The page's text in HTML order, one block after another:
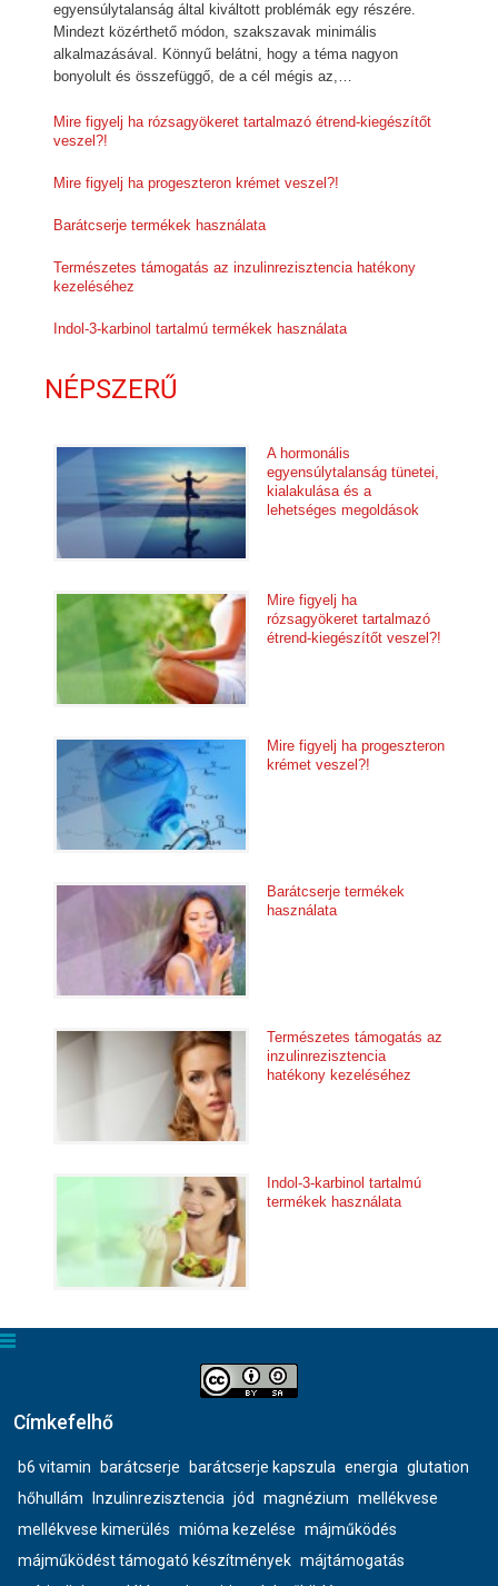
egyensúlytalanság által kiváltott problémák egy részére.
Mindezt közérthető módon, szakszavak minimális
alkalmazásával. Könnyű belátni, hogy a téma nagyon
bonyolult és összefüggő, de a cél mégis az,…
Mire figyelj ha rózsagyökeret tartalmazó étrend-kiegészítőt
veszel?!
Mire figyelj ha progeszteron krémet veszel?!
Barátcserje termékek használata
Természetes támogatás az inzulinrezisztencia hatékony
kezeléséhez
Indol-3-karbinol tartalmú termékek használata
NÉPSZERŰ
A hormonális
egyensúlytalanság tünetei,
kialakulása és a
lehetséges megoldások
Mire figyelj ha
rózsagyökeret tartalmazó
étrend-kiegészítőt veszel?!
Mire figyelj ha progeszteron
krémet veszel?!
Barátcserje termékek
használata
Természetes támogatás az
inzulinrezisztencia
hatékony kezeléséhez
Indol-3-karbinol tartalmú
termékek használata
Címkefelhő
b6 vitamin barátcserje barátcserje kapszula energia glutation
hőhullám
Inzulinrezisztencia jód magnézium mellékvese
mellékvese kimerülés mióma kezelése májműködés
májműködést támogató készítmények májtámogatás